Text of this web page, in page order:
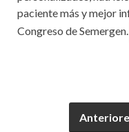
paciente más y mejor
Congreso de Semergen.